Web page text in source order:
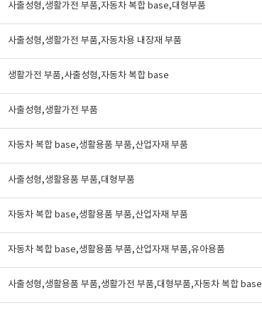
사출성형,생활가전 부품,자동차 복합 base,대형부품
사출성형,생활가전 부품,자동차용 내장재 부품
생활가전 부품,사출성형,자동차 복합 base
사출성형,생활가전 부품
자동차 복합 base,생활용품 부품,산업자재 부품
사출성형,생활용품 부품,대형부품
자동차 복합 base,생활용품 부품,산업자재 부품
자동차 복합 base,생활용품 부품,산업자재 부품,유아용품
사출성형,생활용품 부품,생활가전 부품,대형부품,자동차 복합 base